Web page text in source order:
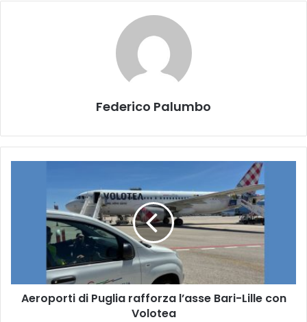
Federico Palumbo
Volotea
Aeroporti di Puglia rafforza l’asse Bari-Lille con
Volotea